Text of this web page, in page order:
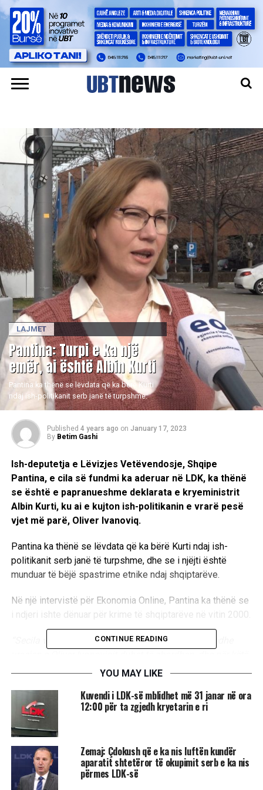
LAJMET
Pantina: Turpi e ka një
emër, ai është Albin Kurti
Pantina ka thënë se lëvdata që ka bërë Kurti
ndaj ish-politikanit serb janë të turpshme.
Published 4 years ago on January 17, 2023
By Betim Gashi
Ish-deputetja e Lëvizjes Vetëvendosje, Shqipe
Pantina, e cila së fundmi ka aderuar në LDK, ka thënë
se është e papranueshme deklarata e kryeministrit
Albin Kurti, ku ai e kujton ish-politikanin e vrarë pesë
vjet më parë, Oliver Ivanoviq.
Pantina ka thënë se lëvdata që ka bërë Kurti ndaj ish-
politikanit serb janë të turpshme, dhe se i njëjti është
munduar të bëjë spastrime etnike ndaj shqiptarëve.
Në një intervistë për Ekonomia Online, Pantina ka thënë se
i ndjeri ishte dënuar për krime të shqiptarëve në vitin 2000.
“Secila vrasje që ka ndodhë në Kosovë, përfshirë edhe
tashmë ka një proces gjyqësor që është duke u zhvilluar,
kishte bërë dhe për të cilën ishte dënuar. Pra ai i ka
drejtuar grupin i cili është quajtur ‘rojet e urës’ dhe të cilët
kanë vrarë më shumë se dhjetë persona civil shqiptarë të
pjesës veriore”.
“Pra Ivanoviq nuk ka ndihmuar në krijimin e një Kosove
multietnike, përkundrazi ai ka ndihmuar në spastrimin
CONTINUE READING
YOU MAY LIKE
Kuvendi i LDK-së mblidhet më 31 janar në ora
12:00 për ta zgjedh kryetarin e ri
Zemaj: Çdokush që e ka nis luftën kundër
aparatit shtetëror të okupimit serb e ka nis
përmes LDK-së